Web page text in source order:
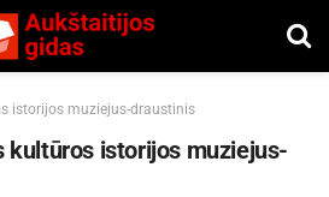
istorijos muziejus-draustinis
kultūros istorijos muziejus-